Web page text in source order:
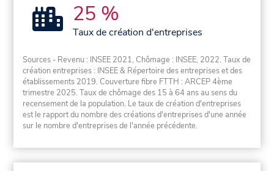
25 %
Taux de création d'entreprises
Sources - Revenu : INSEE 2021, Chômage : INSEE, 2022. Taux de
création entreprises : INSEE & Répertoire des entreprises et des
établissements 2019. Couverture fibre FTTH : ARCEP 4ème
trimestre 2025. Taux de chômage des 15 à 64 ans au sens du
recensement de la population. Le taux de création d'entreprises
est le rapport du nombre des créations d'entreprises d'une année
sur le nombre d'entreprises de l'année précédente.